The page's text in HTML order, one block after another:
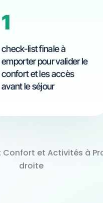
1
check-list finale à
emporter pour valider le
confort et les accès
avant le séjour